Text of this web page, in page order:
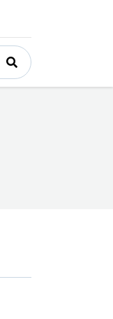
for results.